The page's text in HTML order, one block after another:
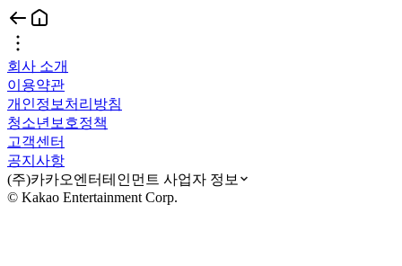
회사 소개
이용약관
개인정보처리방침
청소년보호정책
고객센터
공지사항
(주)카카오엔터테인먼트 사업자 정보
© Kakao Entertainment Corp.